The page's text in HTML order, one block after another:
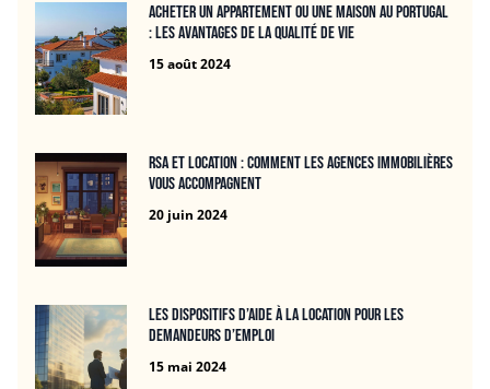
Acheter un appartement ou une maison au Portugal
: les avantages de la qualité de vie
15 août 2024
RSA et location : Comment les agences immobilières
vous accompagnent
20 juin 2024
Les dispositifs d’aide à la location pour les
demandeurs d’emploi
15 mai 2024